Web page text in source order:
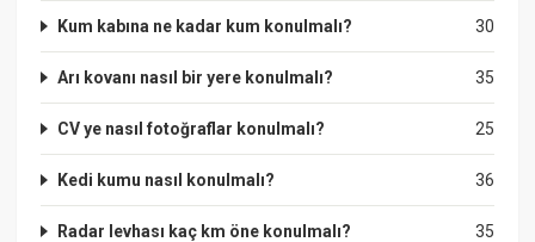
30
Kum kabına ne kadar kum konulmalı?
35
Arı kovanı nasıl bir yere konulmalı?
25
CV ye nasıl fotoğraflar konulmalı?
36
Kedi kumu nasıl konulmalı?
35
Radar levhası kaç km öne konulmalı?